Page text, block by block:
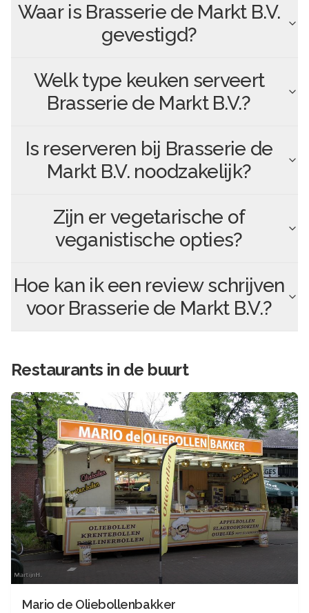
Waar is Brasserie de Markt B.V.
gevestigd?
Welk type keuken serveert
Brasserie de Markt B.V.?
Is reserveren bij Brasserie de
Markt B.V.noodzakelijk?
Zijn er vegetarische of
veganistische opties?
Hoe kan ik een review schrijven
voor Brasserie de Markt B.V.?
Restaurants in de buurt
Mario de Oliebollenbakker